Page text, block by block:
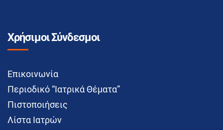
Χρήσιμοι Σύνδεσμοι
Επικοινωνία
Περιοδικό “Ιατρικά Θέματα”
Πιστοποιήσεις
Λίστα Ιατρών